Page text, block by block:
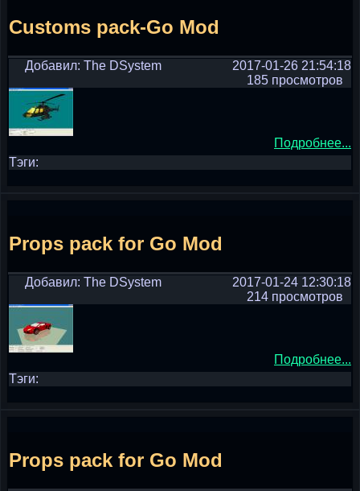
Customs pack-Go Mod
Добавил: The DSystem
2017-01-26 21:54:18
185 просмотров
Подробнее...
Тэги:
Props pack for Go Mod
Добавил: The DSystem
2017-01-24 12:30:18
214 просмотров
Подробнее...
Тэги:
Props pack for Go Mod